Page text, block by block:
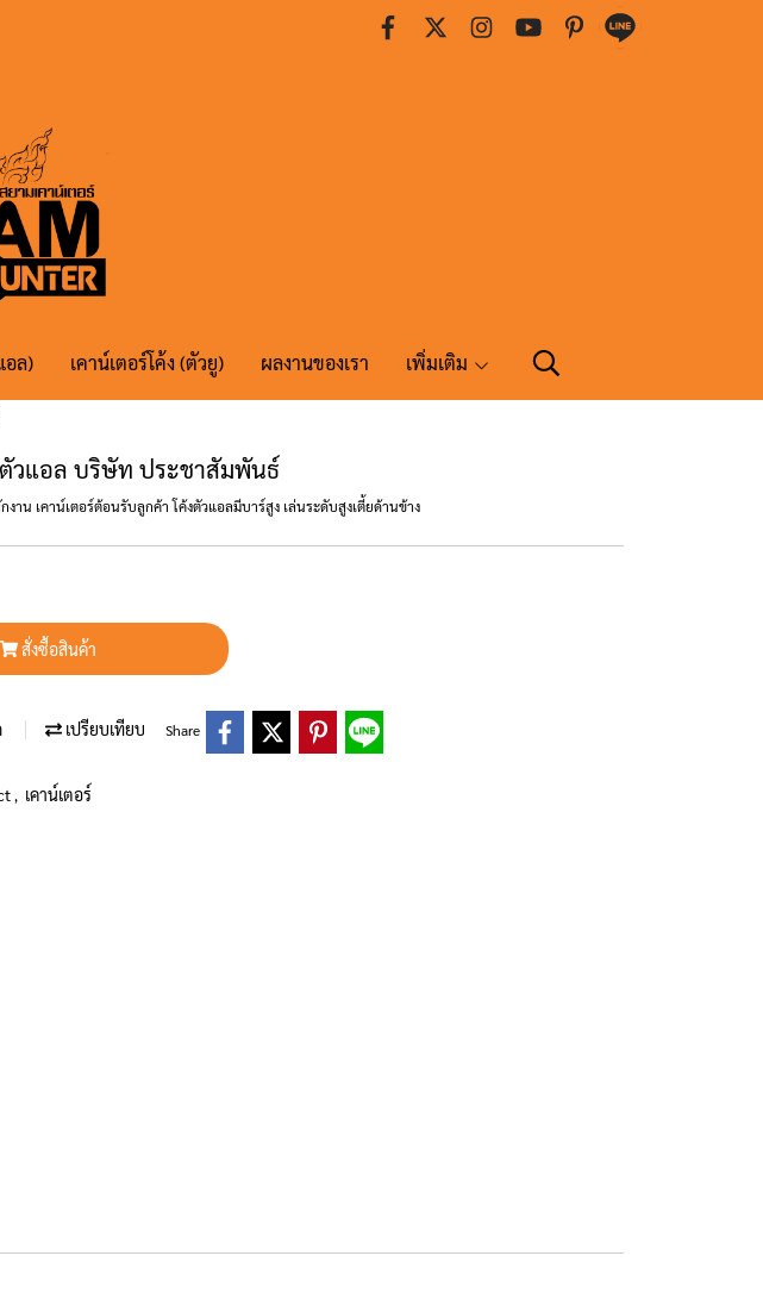
อล) เคาน์เตอร์โค้ง (ตัวยู) ผลงานของเรา เพิ่มเติม
ตัวแอล บริษัท ประชาสัมพันธ์
าน เคาน์เตอร์ต้อนรับลูกค้า โค้งตัวแอลมีบาร์สูง เล่นระดับสูงเตี้ยด้านข้าง
สั่งซื้อสินค้า
เปรียบเทียบ Share
, เคาน์เตอร์